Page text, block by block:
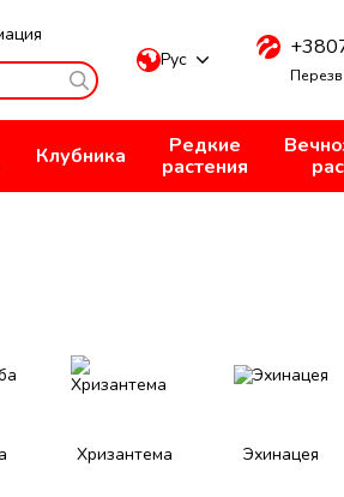
Рус
Клубника
Редкие
растения
Хризантема Эхинацея